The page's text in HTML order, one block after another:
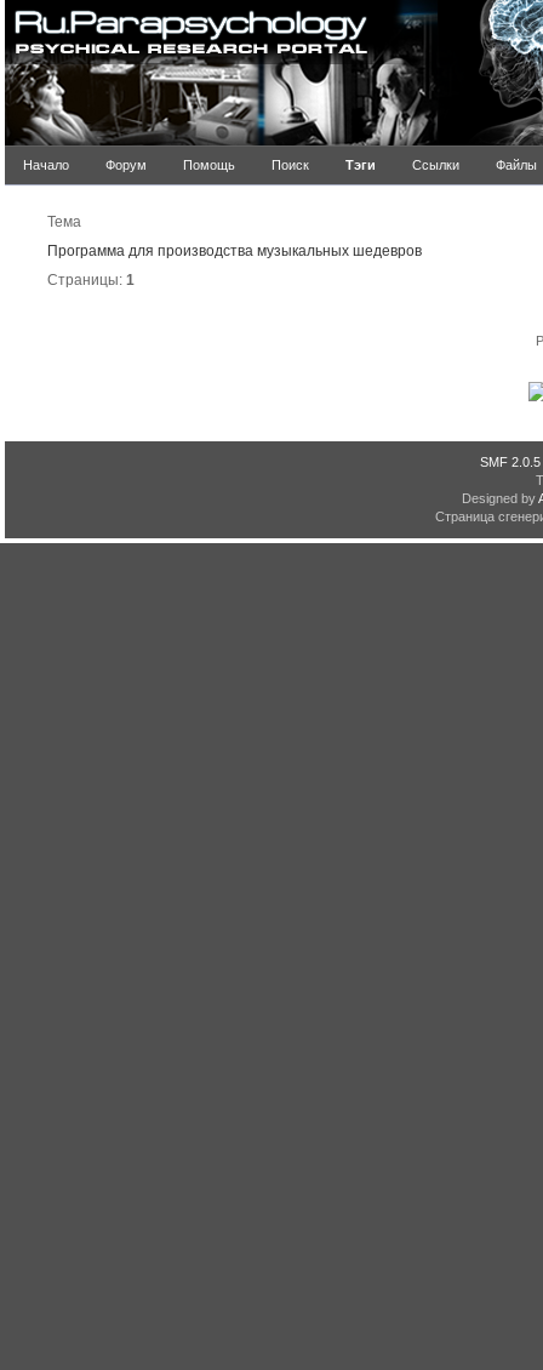
Начало Форум Помощь Поиск Тэги Ссылки Файлы
Тема
Программа для производства музыкальных шедевров
Страницы: 1
SMF 2.0.5
Designed by
Страница